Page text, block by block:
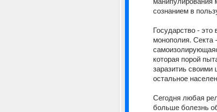
сознанием в
Государство - это
монополия. Секта
которая порой
заразитиь
остальное
Сегодня любая
больше болезнь